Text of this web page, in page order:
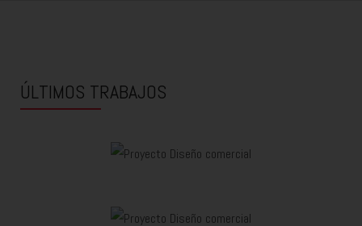
ÚLTIMOS TRABAJOS